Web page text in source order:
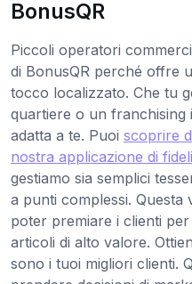
BonusQR
Piccoli operatori
di BonusQR perché offre
tocco localizzato. Che tu
quartiere o un franchising
adatta a te. Puoi scoprire
nostra applicazione di
gestiamo sia semplici
a punti complessi. Questa
poter premiare i clienti
articoli di alto valore.
sono i tuoi migliori clienti.